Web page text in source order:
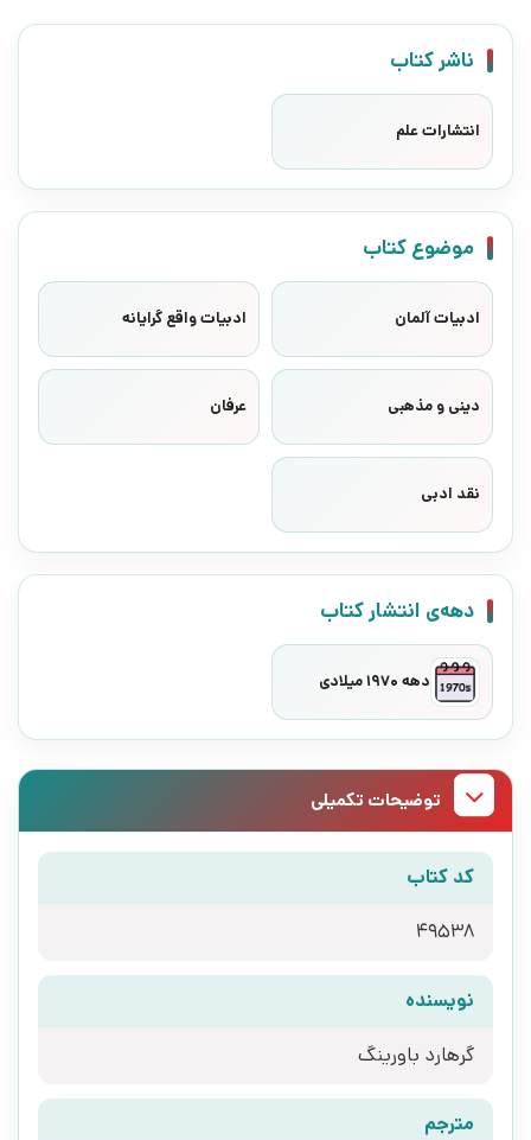
ناشر کتاب
انتشارات علم
موضوع کتاب
ادبیات آلمان ادبیات واقع گرایانه
دینی و مذهبی عرفان
نقد ادبی
دهه‌ی انتشار کتاب
دهه 1970 میلادی
توضیحات تکمیلی
کد کتاب
49538
نویسنده
گرهارد باورینگ
مترجم